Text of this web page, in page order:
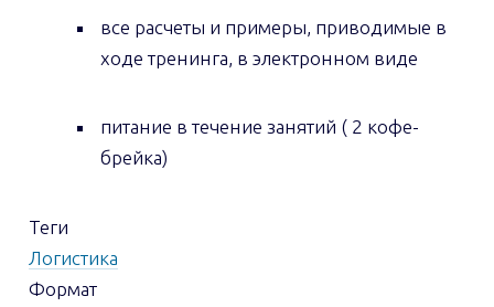
все расчеты и примеры, приводимые в
ходе тренинга, в электронном виде
питание в течение занятий ( 2 кофе-
брейка)
Теги
Логистика
Формат